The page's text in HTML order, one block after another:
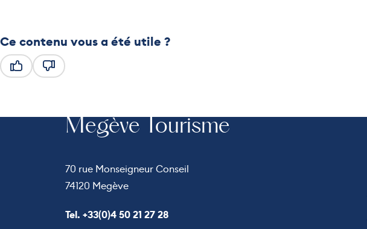
Ce contenu vous a été utile ?
Megève Tourisme
70 rue Monseigneur Conseil
74120 Megève
Appeler le
Tel. +33(0)4 50 21 27 28